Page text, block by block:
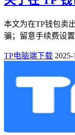
本文为在TP钱包卖
骗；留意手续费设
TP电脑端下载 2025-